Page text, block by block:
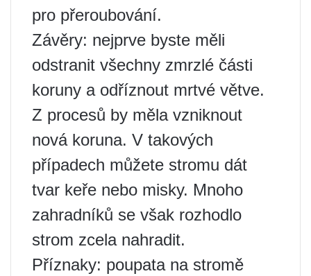
pro přeroubování.
Závěry: nejprve byste měli
odstranit všechny zmrzlé části
koruny a odříznout mrtvé větve.
Z procesů by měla vzniknout
nová koruna. V takových
případech můžete stromu dát
tvar keře nebo misky. Mnoho
zahradníků se však rozhodlo
strom zcela nahradit.
Příznaky: poupata na stromě